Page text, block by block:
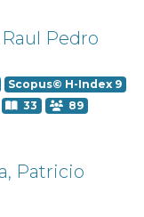
Pedro
Scopus© H-Index 9
33 89
Patricio